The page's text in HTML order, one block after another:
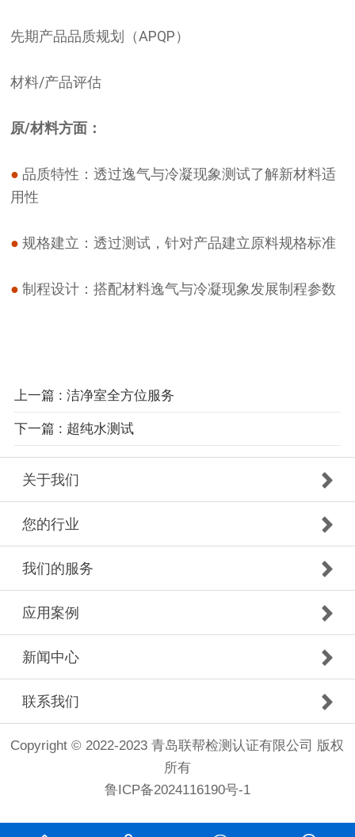
先期产品品质规划（APQP）
材料/产品评估
原/材料方面：
● 品质特性：透过逸气与冷凝现象测试了解新材料适
用性
● 规格建立：透过测试，针对产品建立原料规格标准
● 制程设计：搭配材料逸气与冷凝现象发展制程参数
上一篇 : 洁净室全方位服务
下一篇 : 超纯水测试
关于我们
您的行业
我们的服务
应用案例
新闻中心
联系我们
Copyright © 2022-2023 青岛联帮检测认证有限公司 版权
所有
鲁ICP备2024116190号-1